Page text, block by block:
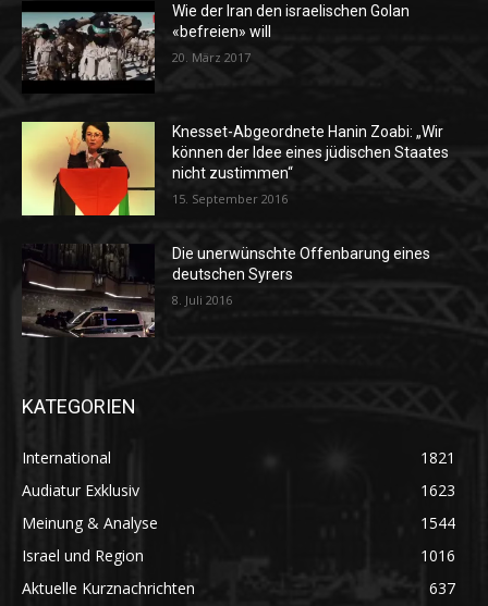
Wie der Iran den israelischen Golan
«befreien» will
20. März 2017
Knesset-Abgeordnete Hanin Zoabi: „Wir
können der Idee eines jüdischen Staates
nicht zustimmen“
15. September 2016
Die unerwünschte Offenbarung eines
deutschen Syrers
8. Juli 2016
KATEGORIEN
International
1821
Audiatur Exklusiv
1623
Meinung & Analyse
1544
Israel und Region
1016
Aktuelle Kurznachrichten
637